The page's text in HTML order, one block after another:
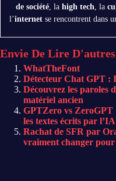
de société, la high tech, la
l’internet se rencontrent dans
Envie De Lire
WhatTheFont
Détecteur Chat GPT :
Découvrez les paroles
matériel ancien
GPTZero vs ZeroGPT
les textes écrits par l’IA
Rachat de SFR par
vraiment changer pour